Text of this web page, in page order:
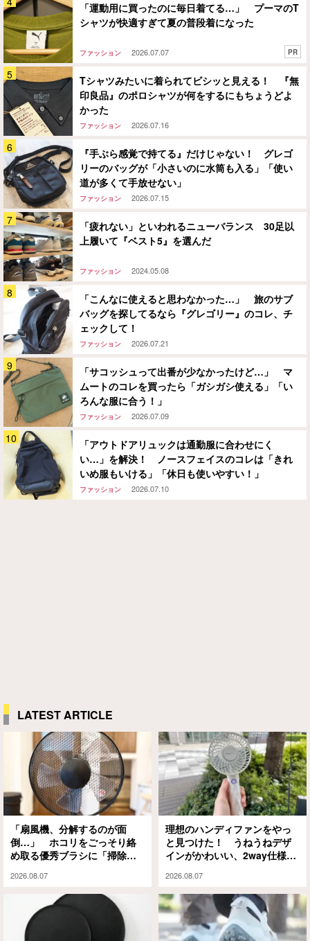
「運動用に買ったのに毎日着てる…」 プーマのT
シャツが快適すぎて夏の普段着になった
ファッション 2026.07.07 PR
Tシャツみたいに着られてビシッと見える！ 『無
印良品』のポロシャツが何をするにもちょうどよ
かった
ファッション 2026.07.16
『手ぶら感覚で持てる』だけじゃない！ グレゴ
リーのバッグが「小さいのに水筒も入る」「使い
道が多くて手放せない」
ファッション 2026.07.15
「疲れない」といわれるニューバランス 30足以
上履いて『ベスト5』を選んだ
ファッション 2024.05.08
「こんなに使えると思わなかった…」 旅のサブ
バッグを探してるなら『グレゴリー』のコレ、チ
ェックして！
ファッション 2026.07.21
「サコッシュって出番が少なかったけど…」 マ
ムートのコレを買ったら「ガシガシ使える」「い
ろんな服に合う！」
ファッション 2026.07.09
「アウトドアリュックは通勤服に合わせにく
い…」を解決！ ノースフェイスのコレは「きれ
いめ服もいける」「休日も使いやすい！」
ファッション 2026.07.10
LATEST ARTICLE
「扇風機、分解するのが面
倒…」 ホコリをごっそり絡
め取る優秀ブラシに「掃除の
2026.08.07
理想のハンディファンをやっ
と見つけた！ うねうねデザ
インがかわいい、2way仕様の
ない夏は無理」
2026.08.07